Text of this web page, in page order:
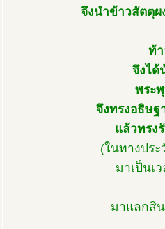
จึงนำข้าวสัตตุผ
ท้
จึงได้
พระ
จึงทรงอธิษฐ
แล้วทรง
(ในทางปร
มาเป็นเ
มาแลกสิ